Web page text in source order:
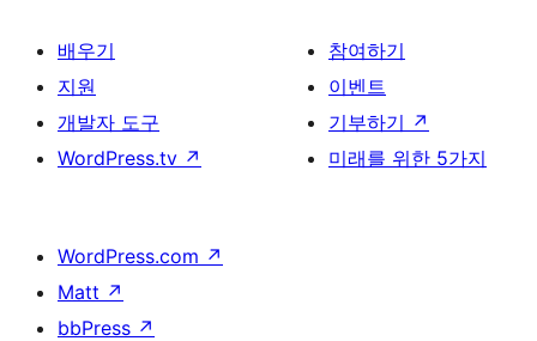
배우기
지원
개발자 도구
WordPress.tv ↗
참여하기
이벤트
기부하기 ↗
미래를 위한 5가지
WordPress.com ↗
Matt ↗
bbPress ↗